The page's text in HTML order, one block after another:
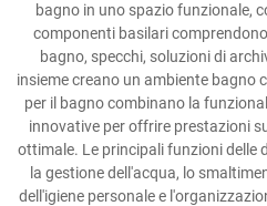
bagno in uno spazio funzionale,
componenti basilari
bagno, specchi, soluzioni di
insieme creano un ambiente bagno
per il bagno combinano la
innovative per offrire prestazioni
ottimale. Le principali funzioni delle
la gestione dell'acqua, lo
dell'igiene personale e